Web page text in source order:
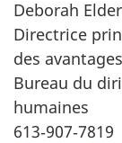
Deborah Elder
Directrice
des
Bureau du
humaines
613‑907‑7819